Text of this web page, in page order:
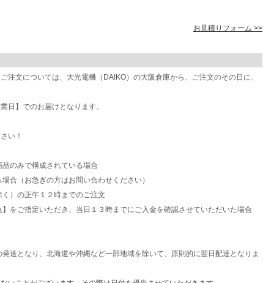
お見積りフォーム >>
文については、大光電機（DAIKO）の大阪倉庫から、ご注文のその日に、
日】でのお届けとなります。
い！
のみで構成されている場合
合（お急ぎの方はお問い合わせください）
）の正午１２時までのご注文
をご指定いただき、当日１３時までにご入金を確認させていただいた場合
送となり、北海道や沖縄など一部地域を除いて、原則的に翌日配達となりま